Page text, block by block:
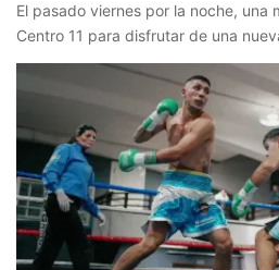
El pasado viernes por la noche, una
Centro 11 para disfrutar de una